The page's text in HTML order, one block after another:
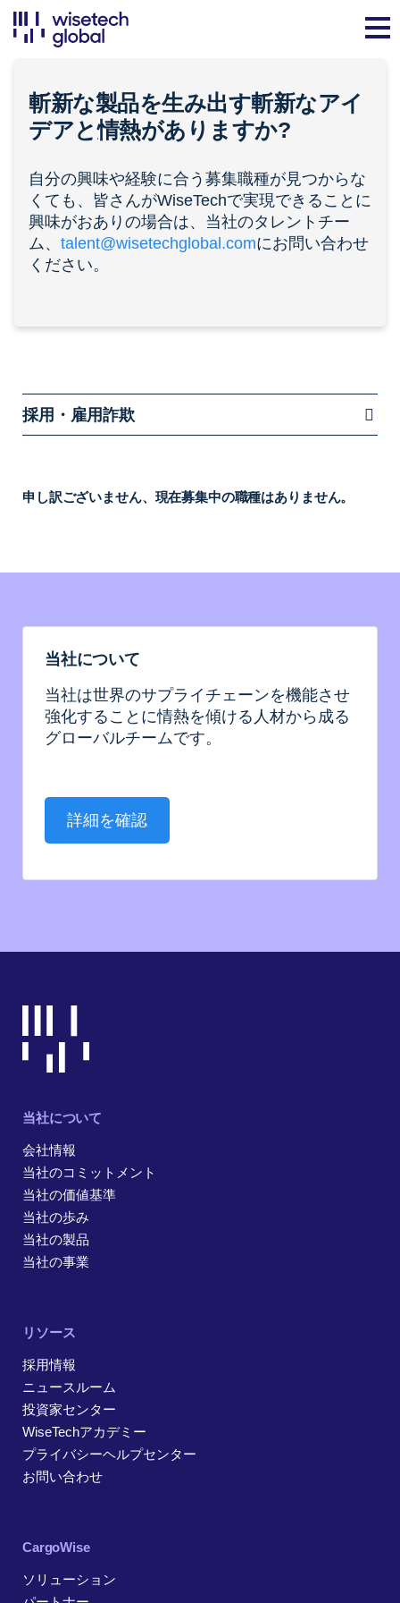
斬新な製品を生み出す斬新なアイ
デアと情熱がありますか?
自分の興味や経験に合う募集職種が見つからな
くても、皆さんがWiseTechで実現できることに
興味がおありの場合は、当社のタレントチー
ム、 talent@wisetechglobal.comにお問い合わせ
ください。
採用・雇用詐欺
申し訳ございません、現在募集中の職種はありません。
当社について
当社は世界のサプライチェーンを機能させ
強化することに情熱を傾ける人材から成る
グローバルチームです。
詳細を確認
当社について
会社情報
当社のコミットメント
当社の価値基準
当社の歩み
当社の製品
当社の事業
リソース
採用情報
ニュースルーム
投資家センター
WiseTechアカデミー
プライバシーヘルプセンター
お問い合わせ
CargoWise
ソリューション